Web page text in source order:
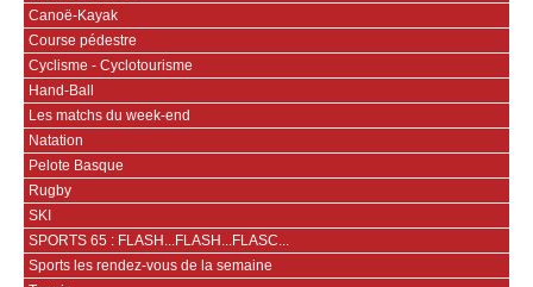
Canoë-Kayak
Course pédestre
Cyclisme - Cyclotourisme
Hand-Ball
Les matchs du week-end
Natation
Pelote Basque
Rugby
SKI
SPORTS 65 : FLASH...FLASH...FLASC...
Sports les rendez-vous de la semaine